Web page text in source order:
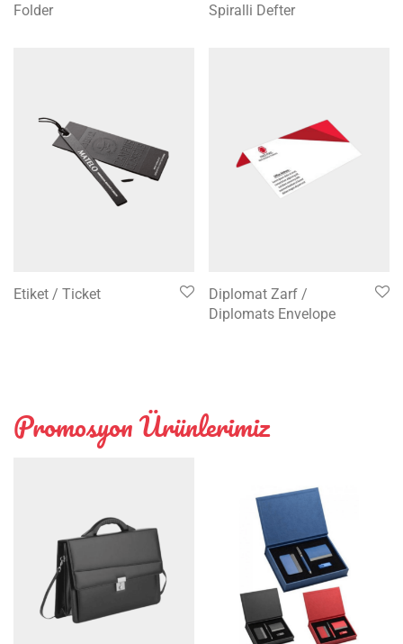
Folder
Spiralli Defter
Etiket / Ticket
Diplomat Zarf /
Diplomats Envelope
Promosyon Ürünlerimiz